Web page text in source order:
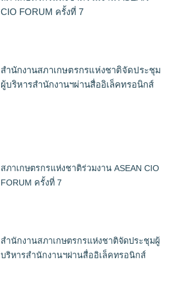
CIO FORUM ครั้งที่ 7
สำนักงานสภาเกษตรกรแห่งชาติจัดประชุม
ผู้บริหารสำนักงานฯผ่านสื่ออิเล็คทรอนิกส์
สภาเกษตรกรแห่งชาติร่วมงาน ASEAN CIO
FORUM ครั้งที่ 7
สำนักงานสภาเกษตรกรแห่งชาติจัดประชุมผู้
บริหารสำนักงานฯผ่านสื่ออิเล็คทรอนิกส์